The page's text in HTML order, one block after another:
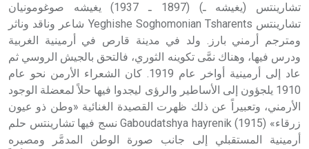
sign تكتب منفصلة غير متصلة، وتعتمد المبدأ الأكوروفوني،
حيث تقتصر القيمة الصوتية للعلامة الك
تشارينتس (يغيشه ـ) (1897 ـ 1937) يغيشه صوغومونيان
تشارينتس Yeghishe Soghomonian Tsharents شاعر وناقد وناثر
ومترجم أرمني بارز. ولد في مدينة قارص في أرمينية الغربية
ودرس فيها، وهناك نمَّى تكوينه الثوري، فالتحق بالجيش الروسي ثم
عاد إلى أرمينية أواخر عام 1919. كان الشعراء الأرمن نحو عام
1910 يلجؤون إلى الأساطير والرؤى ليجدوا فيها حلاً لمعضلة الوجود
الأرمني، وتعبيراً عن ذلك ظهرت القصيدة الغنائية «وطن ذو عيون
زرقاء» Gaboudatshya hayrenik (1915) نسج فيها تشارينتس حلم
أرمينية المستقبلي إلى جانب صورة الوطن المدمَّر ومصيره